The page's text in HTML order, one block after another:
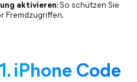
aktivieren: So schützen Sie
Fremdzugriffen.
iPhone Code